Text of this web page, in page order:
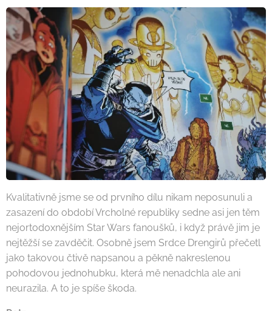
Kvalitativně jsme se od prvního dílu nikam neposunuli a
zasazení do období Vrcholné republiky sedne asi jen těm
nejortodoxnějším Star Wars fanoušků, i když právě jim je
nejtěžší se zavděčit. Osobně jsem Srdce Drengirů přečetl
jako takovou čtivě napsanou a pěkně nakreslenou
pohodovou jednohubku, která mě nenadchla ale ani
neurazila. A to je spíše škoda.